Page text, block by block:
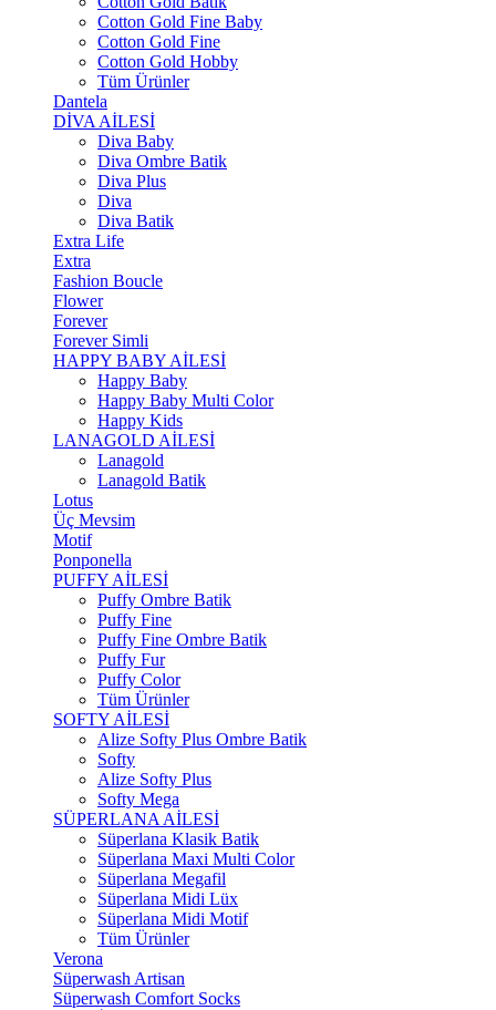
Cotton Gold Fine Baby
Cotton Gold Fine
Cotton Gold Hobby
Tüm Ürünler
Dantela
DİVA AİLESİ
Diva Baby
Diva Ombre Batik
Diva Plus
Diva
Diva Batik
Extra Life
Extra
Fashion Boucle
Flower
Forever
Forever Simli
HAPPY BABY AİLESİ
Happy Baby
Happy Baby Multi Color
Happy Kids
LANAGOLD AİLESİ
Lanagold
Lanagold Batik
Lotus
Üç Mevsim
Motif
Ponponella
PUFFY AİLESİ
Puffy Ombre Batik
Puffy Fine
Puffy Fine Ombre Batik
Puffy Fur
Puffy Color
Tüm Ürünler
SOFTY AİLESİ
Alize Softy Plus Ombre Batik
Softy
Alize Softy Plus
Softy Mega
SÜPERLANA AİLESİ
Süperlana Klasik Batik
Süperlana Maxi Multi Color
Süperlana Megafil
Süperlana Midi Lüx
Süperlana Midi Motif
Tüm Ürünler
Verona
Süperwash Artisan
Süperwash Comfort Socks